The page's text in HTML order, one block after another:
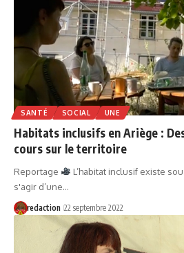
SANTÉ SOCIAL UNE
Habitats inclusifs en Ariège :
cours sur le territoire
Reportage
L’habitat inclusif existe
s'agir d’une…
redaction 22 septembre 2022